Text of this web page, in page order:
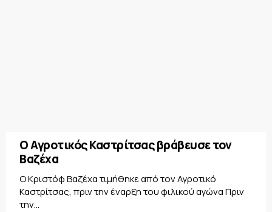
Ο Αγροτικός Καστρίτσας βράβευσε τον
Βαζέχα
Ο Κριστόφ Βαζέχα τιμήθηκε από τον Αγροτικό
Καστρίτσας, πριν την έναρξη του φιλικού αγώνα Πριν
την...